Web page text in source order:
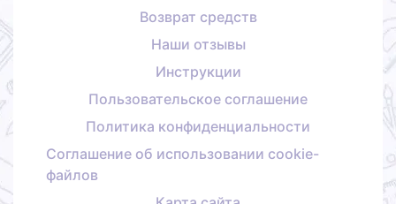
Возврат средств
Наши отзывы
Инструкции
Пользовательское соглашение
Политика конфиденциальности
Соглашение об использовании cookie-
файлов